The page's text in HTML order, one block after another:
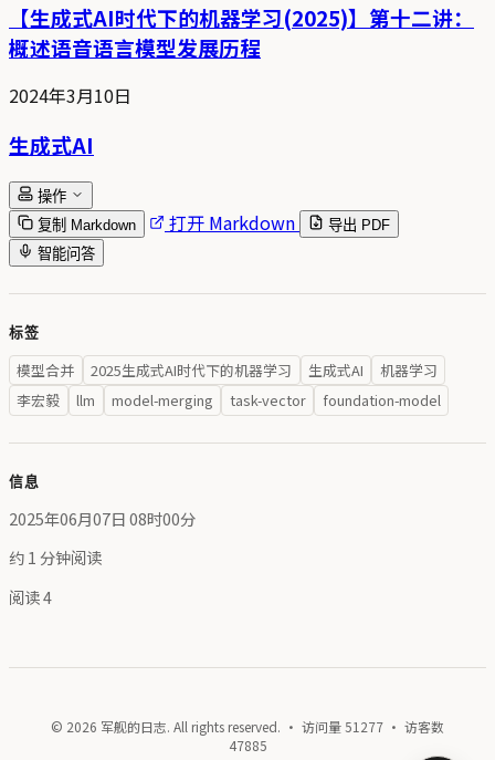
【生成式AI时代下的机器学习(2025)】第十二讲：
概述语音语言模型发展历程
2024年3月10日
生成式AI
操作
复制 Markdown
打开 Markdown
导出 PDF
智能问答
标签
模型合并 2025生成式AI时代下的机器学习 生成式AI
机器学习
李宏毅
llm model-merging task-vector foundation-model
信息
2025年06月07日 08时00分
约 1 分钟阅读
阅读4
© 2026 军舰的日志. All rights reserved. · 访问量51277 · 访客数
47885